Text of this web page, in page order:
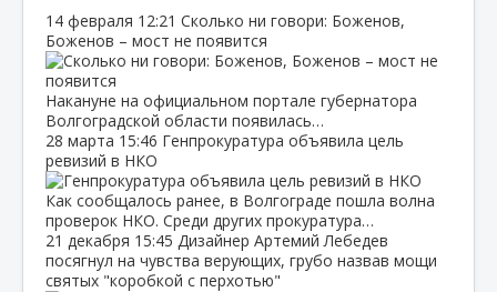
14 февраля 12:21 Сколько ни говори: Боженов,
Боженов – мост не появится
Накануне на официальном портале губернатора
Волгоградской области появилась…
28 марта 15:46 Генпрокуратура объявила цель
ревизий в НКО
Как сообщалось ранее, в Волгограде пошла волна
проверок НКО. Среди других прокуратура…
21 декабря 15:45 Дизайнер Артемий Лебедев
посягнул на чувства верующих, грубо назвав мощи
святых "коробкой с перхотью"